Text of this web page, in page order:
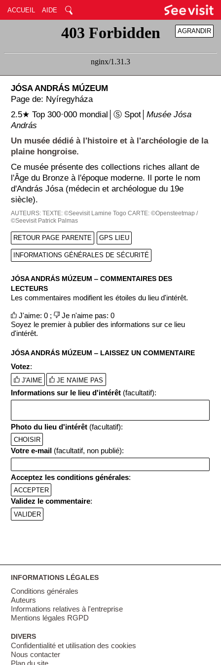
ACCUEIL AIDE
RÉDUIRE
AGRANDIR
JÓSA ANDRÁS MÚZEUM
Page de: Nyíregyháza
2.5★ Top 300·000 mondial│Ⓢ Spot│Musée Jósa
András
Un musée dédié à l'histoire et à l'archéologie de la
plaine hongroise.
Ce musée présente des collections riches allant de
l'Âge du Bronze à l'époque moderne. Il porte le nom
d'András Jósa (médecin et archéologue du 19e
siècle).
AUTEURS:TEXTE: ©Seevisit Lamine Togo CARTE: ©Opensteetmap /
©Seevisit Patrick Palmas
RETOUR PAGE PARENTE GPS LIEU
INFORMATIONS GÉNÉRALES DE SÉCURITÉ
JÓSA ANDRÁS MÚZEUM ‒ COMMENTAIRES DES
LECTEURS
Les commentaires modifient les étoiles du lieu d'intérêt.
J'aime: 0 ;
Je n'aime pas: 0
Soyez le premier à publier des informations sur ce lieu
d'intérêt.
JÓSA ANDRÁS MÚZEUM ‒ LAISSEZ UN COMMENTAIRE
Votez:
J'AIME JE N'AIME PAS
Informations sur le lieu d'intérêt (facultatif):
Photo du lieu d'intérêt (facultatif):
CHOISIR
Votre e-mail (facultatif, non publié):
Acceptez les conditions générales:
ACCEPTER
Validez le commentaire:
INFORMATIONS LÉGALES
Conditions générales
Auteurs
Informations relatives à l'entreprise
Mentions légales RGPD
DIVERS
Confidentialité et utilisation des cookies
Nous contacter